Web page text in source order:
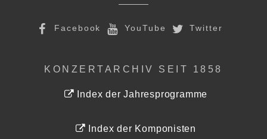
Facebook YouTube Twitter
KONZERTARCHIV SEIT 1858
Index der Jahresprogramme
Index der Komponisten